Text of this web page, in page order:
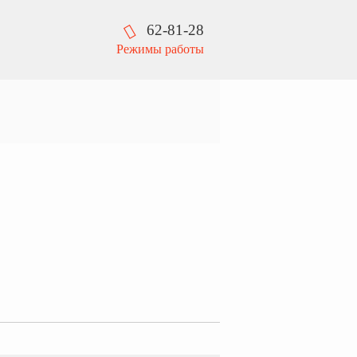
62-81-28
Режимы работы